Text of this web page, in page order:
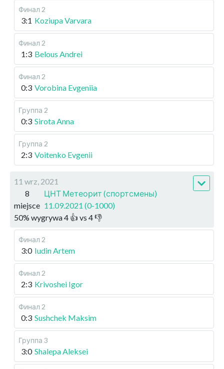
Финал 2
3:1 Koziupa Varvara
Финал 2
1:3 Belous Andrei
Финал 2
0:3 Vorobina Evgeniia
Группа 2
0:3 Sirota Anna
Группа 2
2:3 Voitenko Evgenii
11 wrz, 2021
8
miejsce
ЦНТ Метеорит (спортсмены)
11.09.2021 (0-1000)
50% wygrywa4 👍 vs 4👎
Финал 2
3:0 Iudin Artem
Финал 2
2:3 Krivoshei Igor
Финал 2
0:3 Sushchek Maksim
Группа 3
3:0 Shalepa Aleksei